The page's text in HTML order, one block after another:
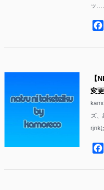
ッ
【
変
ズ
rjnk